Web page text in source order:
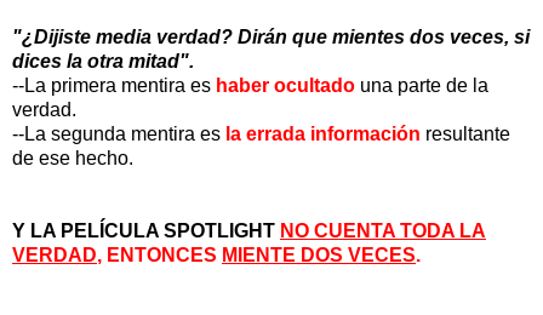
"¿Dijiste media verdad? Dirán que mientes dos veces, si
dices la otra mitad".
--La primera mentira es haber ocultado una parte de la
verdad.
--La segunda mentira es la errada información resultante
de ese hecho.
Y LA PELÍCULA SPOTLIGHT NO CUENTA TODA LA
VERDAD, ENTONCES MIENTE DOS VECES.